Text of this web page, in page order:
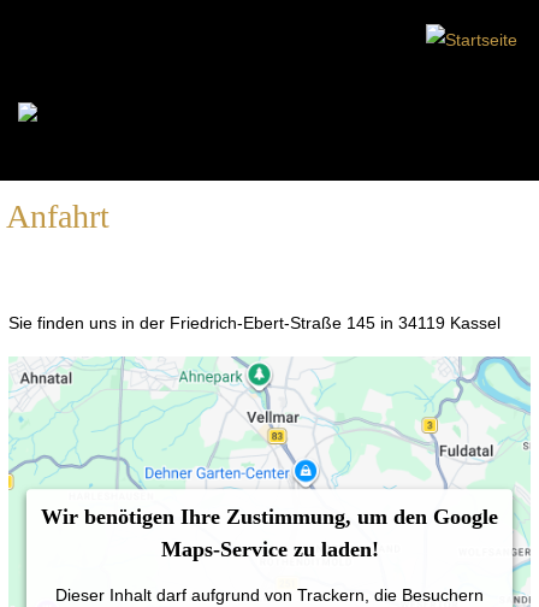
Anfahrt
Sie finden uns in der Friedrich-Ebert-Straße 145 in 34119 Kassel
Wir benötigen Ihre Zustimmung, um den Google
Maps-Service zu laden!
Dieser Inhalt darf aufgrund von Trackern, die Besuchern